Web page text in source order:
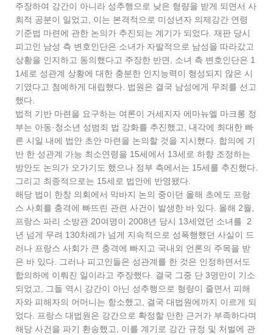
주장하여 강간이 아니라 성추행으로 낮은 형량을 받게 되면서 사
회적 공분이 일었고, 이는 본격적으로 미성년자 의제강간 연령
기준법 마련에 관한 논의가 추진되는 계기가 되었다. 재판 당시
피고인 남성 측 변호인단은 소녀가 자발적으로 남성을 따라갔고
상황을 인지하고 동의했다고 주장한 반면, 소녀 측 변호인단은 1
1세로 성관계 상황에 대한 충분한 인지능력이 형성되지 않은 시
기였다고 첨예하게 대립했다. 법원은 결국 남성에게 무죄를 선고
했다.
법적 기반 마련을 요구하는 여론이 거세지자 에마뉴엘 마크롱 정
부는 아동·청소년 성범죄 법 강화를 추진했고, 내각에 최대한 빠
른 시일 내에 법안 초안 마련을 논의할 것을 지시했다. 합의에 기
반 한 성관계 가능 최소연령을 15세에서 13세로 하향 조정하는
방안도 논의가 오가기도 했으나 정부 측에서는 15세를 추진했다.
그리고 최종적으로는 15세로 법안에 반영됐다.
해당 법이 한창 의회에서 막바지 논의 중이던 올해 초에도 프랑
스 사회를 충격에 빠뜨린 관련 사건이 발생한 바 있다. 올해 2월,
프랑스 파리 소방관 20여명이 2008년 당시 13세였던 소녀를 2
년 넘게 무려 130차례가 넘게 지속적으로 성폭행했던 사실이 드
러나 프랑스 사회가 큰 충격에 빠지고 국내외 언론의 주목을 받
은 바 있다. 그러나 피고인들은 성관계를 한 것은 인정하면서도
합의하에 이뤄진 일이라고 주장했다. 결국 그중 단 3명만이 기소
되었고, 그들 역시 강간이 아닌 성추행으로 형량이 줄면서 피해
자와 피해자의 어머니는 항소했고, 결국 대법원에까지 이르게 되
었다. 프랑스 대법원은 강간으로 확정할 만한 근거가 부족하다며
해당 사건을 파기 환송했고, 이를 계기로 강간 규정 및 처벌에 관